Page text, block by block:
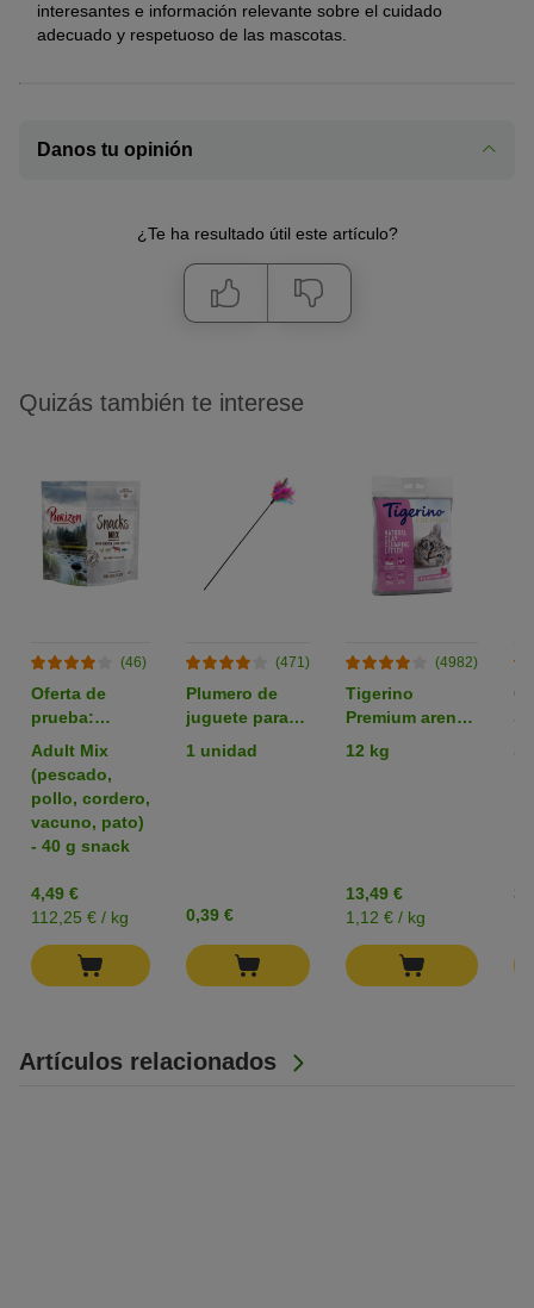
interesantes e información relevante sobre el cuidado
adecuado y respetuoso de las mascotas.
Danos tu opinión
¿Te ha resultado útil este artículo?
Artículos relacionados
Quizás también te interese
(46)
Oferta de
prueba:
comida para
gatos Purizon,
sin cereales
Adult Mix
(pescado,
pollo, cordero,
vacuno, pato)
- 40 g snack
4,49 €
112,25 € / kg
(471)
Plumero de
juguete para
gatos
1 unidad
0,39 €
(4982)
Tigerino
Premium arena
aglomerante
con olor a talco
12 kg
13,49 €
1,12 € / kg